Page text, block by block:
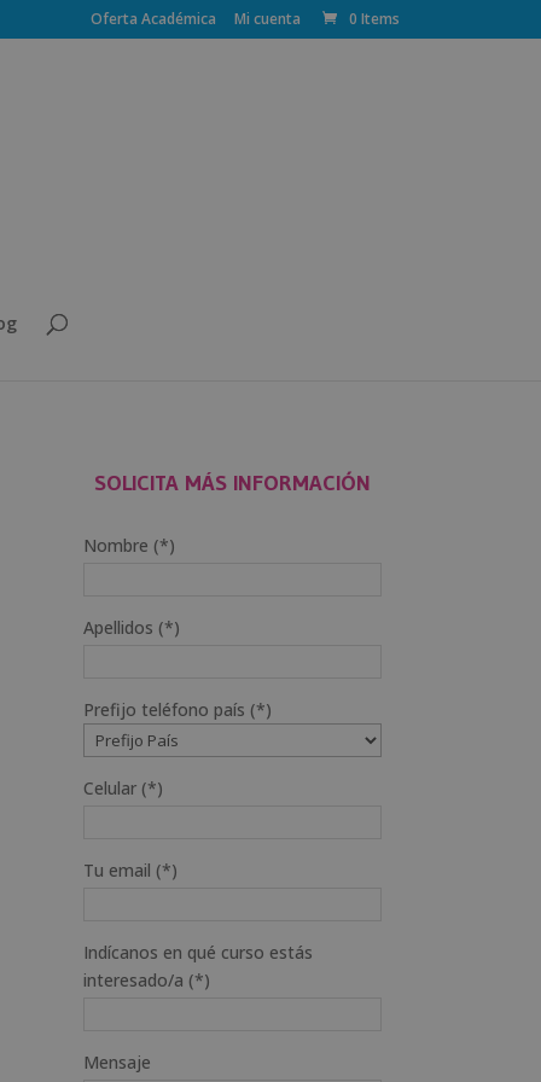
Oferta Académica Mi cuenta 0 Items
SOLICITA MÁS INFORMACIÓN
Nombre (*)
Apellidos (*)
Prefijo teléfono país (*)
Celular (*)
Tu email (*)
Indícanos en qué curso estás
interesado/a (*)
Mensaje